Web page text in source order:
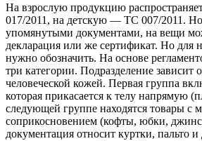
На взрослую продукцию
017/2011, на детскую — ТС 007/2011.
упомянутыми документами, на вещи
декларация или же сертификат. Но для
нужно обозначить. На основе
три категории. Подразделение зависит
человеческой кожей. Первая группа
которая прикасается к телу напрямую
следующей группе находятся товары с
соприкосновением (кофты, юбки,
документация относит куртки, пальто